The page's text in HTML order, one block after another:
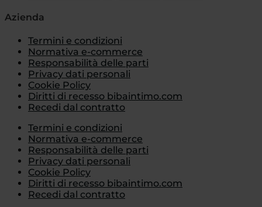
Azienda
Termini e condizioni
Normativa e-commerce
Responsabilità delle parti
Privacy dati personali
Cookie Policy
Diritti di recesso bibaintimo.com
Recedi dal contratto
Termini e condizioni
Normativa e-commerce
Responsabilità delle parti
Privacy dati personali
Cookie Policy
Diritti di recesso bibaintimo.com
Recedi dal contratto